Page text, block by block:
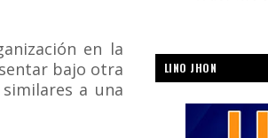
en la
bajo otra
a una
LINO JHON